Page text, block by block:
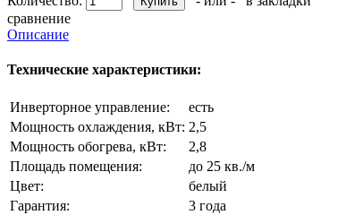
сравнение
Описание
Технические характеристики:
Инверторное управление:
есть
Мощность охлаждения, кВт: 2,5
Мощность обогрева, кВт:
2,8
Площадь помещения:
до 25 кв./м
Цвет:
белый
Гарантия:
3 года